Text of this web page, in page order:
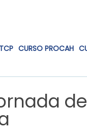
CURSO PROCAH